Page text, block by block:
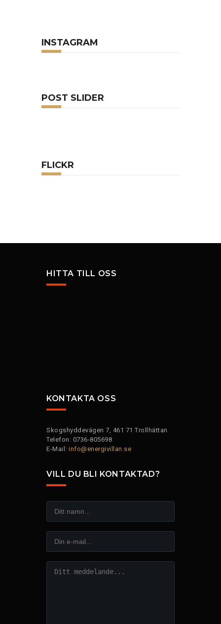
INSTAGRAM
POST SLIDER
FLICKR
HITTA TILL OSS
KONTAKTA OSS
Skogshyddevägen 7, 461 71 Trollhättan
Telefon: 0736-805698
E-Mail: info@energivillan.se
VILL DU BLI KONTAKTAD?